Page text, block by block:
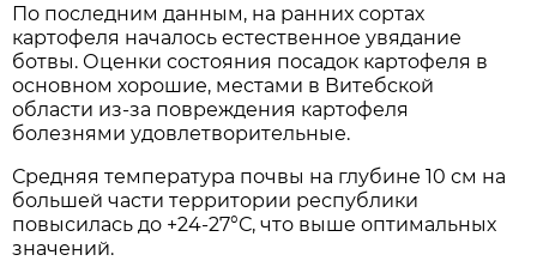
По последним данным, на ранних сортах
картофеля началось естественное увядание
ботвы. Оценки состояния посадок картофеля в
основном хорошие, местами в Витебской
области из-за повреждения картофеля
болезнями удовлетворительные.
Средняя температура почвы на глубине 10 см на
большей части территории республики
повысилась до +24-27°С, что выше оптимальных
значений.